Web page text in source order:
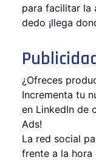
para facilitar la
dedo ¡llega
¿Ofreces
Incrementa tu
en LinkedIn de
Ads!
La red social
frente a la hora